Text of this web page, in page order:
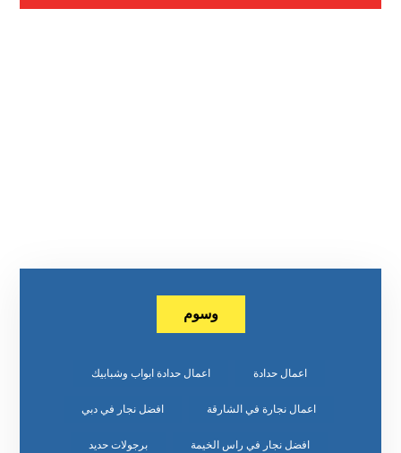
وسوم
اعمال حدادة اعمال حدادة ابواب وشبابيك
اعمال نجارة في الشارقة افضل نجار في دبي
افضل نجار في راس الخيمة برجولات حديد